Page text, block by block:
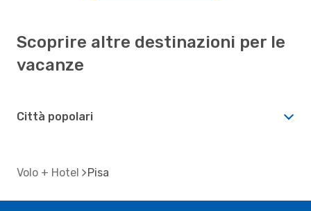
Scoprire altre destinazioni per le
vacanze
Città popolari
Volo + Hotel Pisa